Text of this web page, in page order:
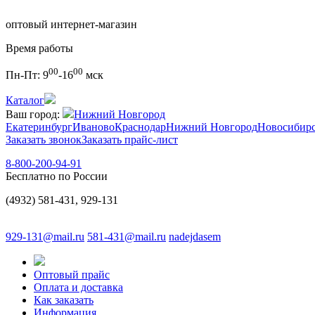
оптовый интернет-магазин
Время работы
Пн-Пт: 900-1600 мск
Каталог
Ваш город:
Нижний Новгород
ЕкатеринбургИвановоКраснодарНижний Новгород
Заказать звонокЗаказать прайс-лист
8-800-200-94-91
Бесплатно по России
(4932) 581-431, 929-131
929-131@mail.ru 581-431@mail.ru nadejdasem
Оптовый прайс
Оплата и доставка
Как заказать